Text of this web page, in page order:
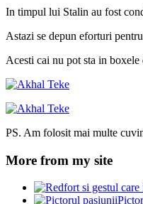
In timpul lui Stalin au fost
Astazi se depun eforturi
Acesti cai nu pot sta in boxele
PS. Am folosit mai multe
More from my site